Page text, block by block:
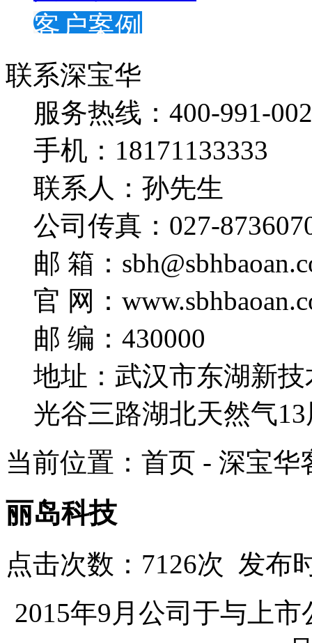
客户案例
联系深宝华
服务热线：400-991-
手机：18171133333
联系人：孙先生
公司传真：027-
邮 箱：
官 网：
邮 编：430000
地址：武汉市东湖新
光谷三路湖北天然气13
当前位置：首页 - 深宝
丽岛科技
点击次数：7126次 发布
2015年9月公司于与上